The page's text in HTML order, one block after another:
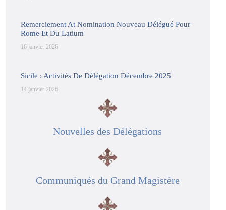
Remerciement At Nomination Nouveau Délégué Pour
Rome Et Du Latium
16 janvier 2026
Sicile : Activités De Délégation Décembre 2025
14 janvier 2026
Nouvelles des Délégations
Communiqués du Grand Magistère